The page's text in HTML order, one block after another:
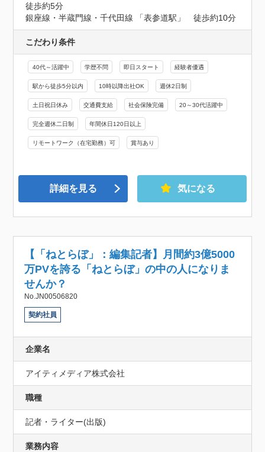
徒歩約5分
銀座線・半蔵門線・千代田線 「表参道駅」　徒歩約10分
こだわり条件
40代～活躍中 学歴不問 即日スタート 経験者優遇
駅から徒歩5分以内 10時以降出社OK 週休2日制
土日祝日休み 交通費支給 社会保険完備 20～30代活躍中
完全週休二日制 年間休日120日以上
リモートワーク（在宅勤務）可 賞与あり
詳細を見る 気になる
【「ねとらぼ」：編集記者】月間約3億5000
万PVを誇る「ねとらぼ」の中の人になりま
せんか？
No.JN00506820
契約社員
企業名
アイティメディア株式会社
職種
記者・ライター(出版)
業務内容